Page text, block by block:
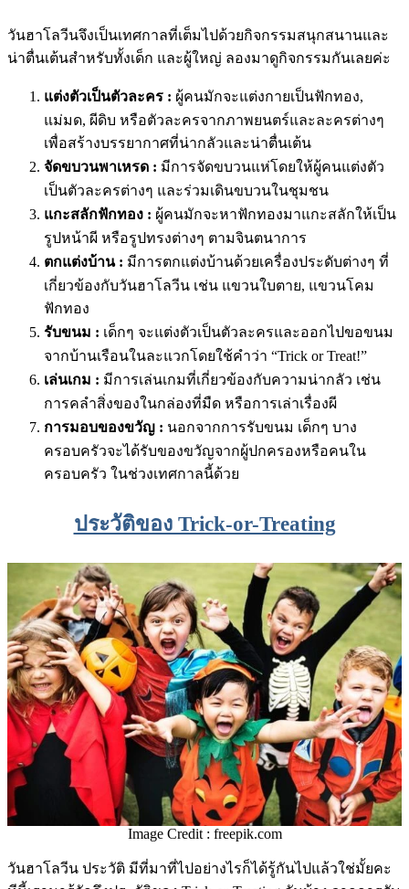
วันฮาโลวีนจึงเป็นเทศกาลที่เต็มไปด้วยกิจกรรมสนุกสนานและ
น่าตื่นเต้นสำหรับทั้งเด็ก และผู้ใหญ่ ลองมาดูกิจกรรมกันเลยค่ะ
แต่งตัวเป็นตัวละคร : ผู้คนมักจะแต่งกายเป็นฟักทอง,
แม่มด, ผีดิบ หรือตัวละครจากภาพยนตร์และละครต่างๆ
เพื่อสร้างบรรยากาศที่น่ากลัวและน่าตื่นเต้น
จัดขบวนพาเหรด : มีการจัดขบวนแห่โดยให้ผู้คนแต่งตัว
เป็นตัวละครต่างๆ และร่วมเดินขบวนในชุมชน
แกะสลักฟักทอง : ผู้คนมักจะหาฟักทองมาแกะสลักให้เป็น
รูปหน้าผี หรือรูปทรงต่างๆ ตามจินตนาการ
ตกแต่งบ้าน : มีการตกแต่งบ้านด้วยเครื่องประดับต่างๆ ที่
เกี่ยวข้องกับวันฮาโลวีน เช่น แขวนใบตาย, แขวนโคม
ฟักทอง
รับขนม : เด็กๆ จะแต่งตัวเป็นตัวละครและออกไปขอขนม
จากบ้านเรือนในละแวกโดยใช้คำว่า “Trick or Treat!”
เล่นเกม : มีการเล่นเกมที่เกี่ยวข้องกับความน่ากลัว เช่น
การคลำสิ่งของในกล่องที่มืด หรือการเล่าเรื่องผี
การมอบของขวัญ : นอกจากการรับขนม เด็กๆ บาง
ครอบครัวจะได้รับของขวัญจากผู้ปกครองหรือคนใน
ครอบครัว ในช่วงเทศกาลนี้ด้วย
ประวัติของ Trick-or-Treating
Image Credit : freepik.com
วันฮาโลวีน ประวัติ มีที่มาที่ไปอย่างไรก็ได้รู้กันไปแล้วใช่มั้ยคะ